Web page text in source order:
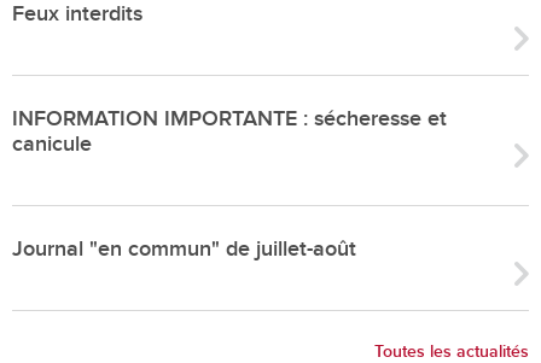
Feux interdits
INFORMATION IMPORTANTE : sécheresse et
canicule
Journal "en commun" de juillet-août
Toutes les actualités